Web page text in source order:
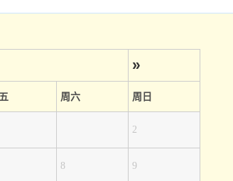
»
周六 周日
2
8 9